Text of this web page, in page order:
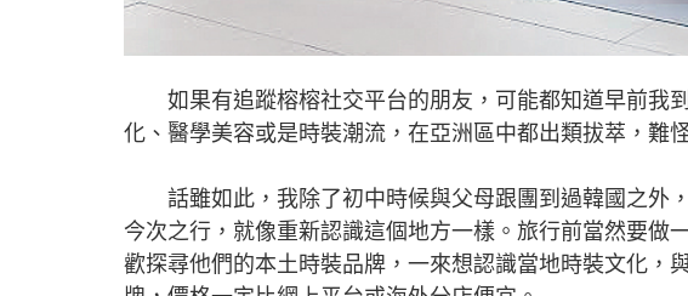
如果有追蹤榕榕社交平台的朋友，可能都知道早前我
化、醫學美容或是時裝潮流，在亞洲區中都出類拔萃，難
話雖如此，我除了初中時候與父母跟團到過韓國之外
今次之行，就像重新認識這個地方一樣。旅行前當然要做
歡探尋他們的本土時裝品牌，一來想認識當地時裝文化，